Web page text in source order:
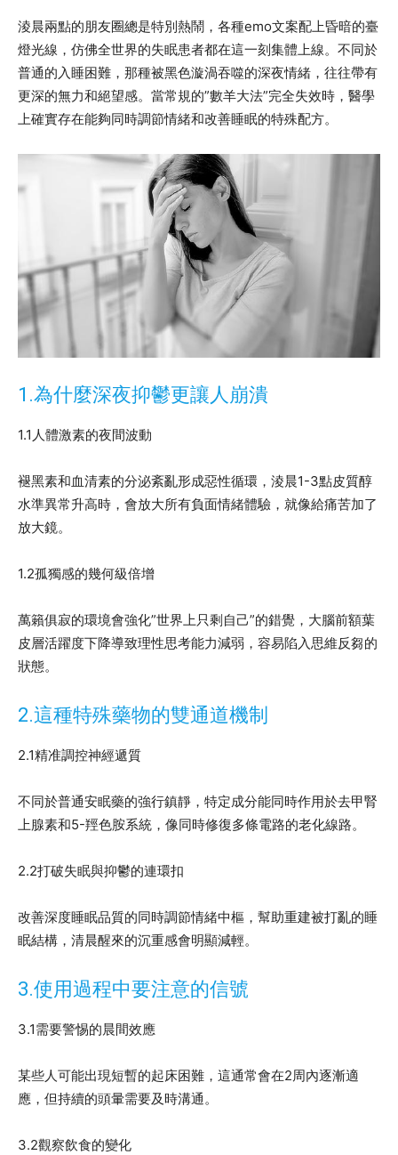
淩晨兩點的朋友圈總是特別熱鬧，各種emo文案配上昏暗的臺
燈光線，仿佛全世界的失眠患者都在這一刻集體上線。不同於
普通的入睡困難，那種被黑色漩渦吞噬的深夜情緒，往往帶有
更深的無力和絕望感。當常規的”數羊大法”完全失效時，醫學
上確實存在能夠同時調節情緒和改善睡眠的特殊配方。
1.為什麼深夜抑鬱更讓人崩潰
1.1人體激素的夜間波動
褪黑素和血清素的分泌紊亂形成惡性循環，淩晨1-3點皮質醇
水準異常升高時，會放大所有負面情緒體驗，就像給痛苦加了
放大鏡。
1.2孤獨感的幾何級倍增
萬籟俱寂的環境會強化”世界上只剩自己”的錯覺，大腦前額葉
皮層活躍度下降導致理性思考能力減弱，容易陷入思維反芻的
狀態。
2.這種特殊藥物的雙通道機制
2.1精准調控神經遞質
不同於普通安眠藥的強行鎮靜，特定成分能同時作用於去甲腎
上腺素和5-羥色胺系統，像同時修復多條電路的老化線路。
2.2打破失眠與抑鬱的連環扣
改善深度睡眠品質的同時調節情緒中樞，幫助重建被打亂的睡
眠結構，清晨醒來的沉重感會明顯減輕。
3.使用過程中要注意的信號
3.1需要警惕的晨間效應
某些人可能出現短暫的起床困難，這通常會在2周內逐漸適
應，但持續的頭暈需要及時溝通。
3.2觀察飲食的變化